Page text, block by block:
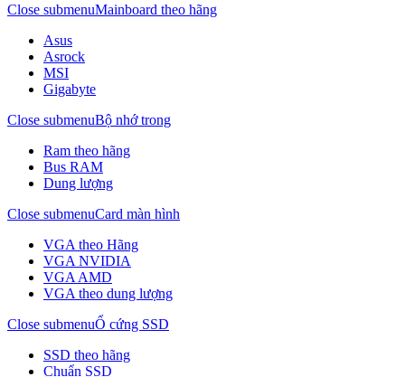
Close submenuMainboard theo hãng
Asus
Asrock
MSI
Gigabyte
Close submenuBộ nhớ trong
Ram theo hãng
Bus RAM
Dung lượng
Close submenuCard màn hình
VGA theo Hãng
VGA NVIDIA
VGA AMD
VGA theo dung lượng
Close submenuỔ cứng SSD
SSD theo hãng
Chuẩn SSD